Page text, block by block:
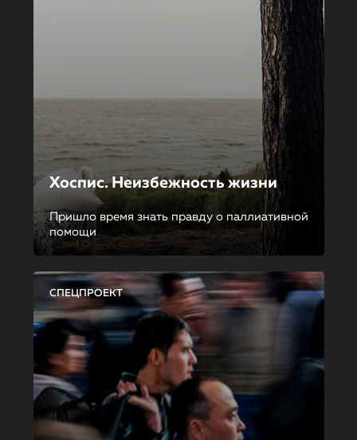
Хоспис. Неизбежность жизни
Пришло время знать правду о паллиативной
помощи
СПЕЦПРОЕКТ